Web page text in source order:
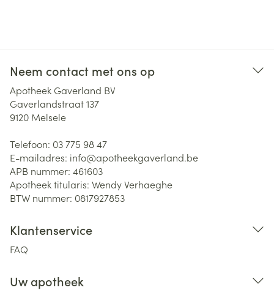
Neem contact met ons op
Apotheek Gaverland BV
Gaverlandstraat 137
9120 Melsele
Telefoon: 03 775 98 47
E-mailadres: info@apotheekgaverland.be
APB nummer: 461603
Apotheek titularis: Wendy Verhaeghe
BTW nummer: 0817927853
Klantenservice
FAQ
Uw apotheek